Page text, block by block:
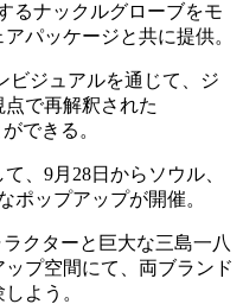
るナックルグローブをモ
パッケージと共に提供。
ビジュアルを通じて、ジ
で再解釈された
できる。
、9月28日からソウル、
ポップアップが開催。
クターと巨大な三島一八
プ空間にて、両ブランド
よう。